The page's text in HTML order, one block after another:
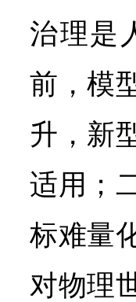
治理是
前，模
升，新
适用；
标难量
对物理